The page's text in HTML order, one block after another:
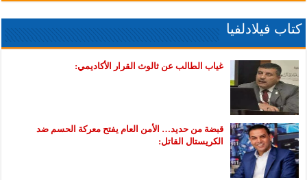
كتاب فيلادلفيا
غياب الطالب عن ثالوث القرار الأكاديمي:
قبضة من حديد… الأمن العام يفتح معركة الحسم ضد
الكريستال القاتل: